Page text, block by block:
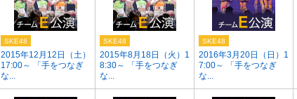
2015年12月12日（土）
17:00～ 「手をつなぎ
な...
SKE48
2015年8月18日（火）1
8:30～ 「手をつなぎ
な...
SKE48
2016年3月20日（日）1
7:00～ 「手をつなぎ
な...
SKE48